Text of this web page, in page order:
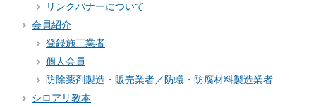
リンクバナーについて
会員紹介
登録施工業者
個人会員
防除薬剤製造・販売業者／防蟻・防腐材料製造業者
シロアリ教本